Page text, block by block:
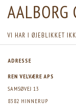
AALBORG
VI HAR I ØJEBLIKKET
ADRESSE
REN VELVÆRE APS
SAMSØVEJ 13
8382 HINNERUP